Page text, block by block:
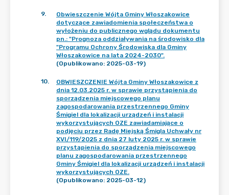
9.
Obwieszczenie Wójta Gminy Włoszakowice
dotyczące zawiadomienia społeczeństwa o
wyłożeniu do publicznego wglądu dokumentu
pn.: "Prognoza oddziaływania na środowisko dla
"Programu Ochrony Środowiska dla Gminy
Włoszakowice na lata 2024-2030".
(Opublikowano: 2025-03-19)
10.
OBWIESZCZENIE Wójta Gminy Włoszakowice z
dnia 12.03.2025 r. w sprawie przystąpienia do
sporządzenia miejscowego planu
zagospodarowania przestrzennego Gminy
Śmigiel dla lokalizacji urządzeń i instalacji
wykorzystujących OZE zawiadamiające o
podjęciu przez Radę Miejską Śmigla Uchwały nr
XVI/119/2025 z dnia 27 luty 2025 r. w sprawie
przystąpienia do sporządzenia miejscowego
planu zagospodarowania przestrzennego
Gminy Śmigiel dla lokalizacji urządzeń i instalacji
wykorzystujących OZE.
(Opublikowano: 2025-03-12)